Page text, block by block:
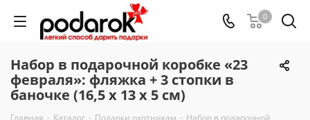
0
Набор в подарочной коробке «23
февраля»: фляжка + 3 стопки в
баночке (16,5 х 13 х 5 см)
Главная - Каталог - Подарки охотникам - Набор в подарочной